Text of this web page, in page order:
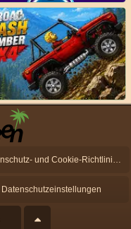
Datenschutz- und Cookie-Richtlinien
Datenschutzeinstellungen